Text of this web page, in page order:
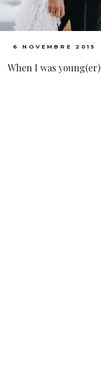
6 NOVEMBRE 2015
When I was young(er)